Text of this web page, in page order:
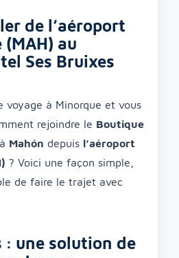
de l’aéroport
au
Ses Bruixes
voyage à Minorque et vous
rejoindre le Boutique
à Mahón depuis l’aéroport
? Voici une façon simple,
de faire le trajet avec
: une solution de